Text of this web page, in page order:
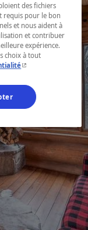
des fichiers
requis pour le bon
et nous aident à
et contribuer
expérience.
choix à tout
- Cet hyperlien